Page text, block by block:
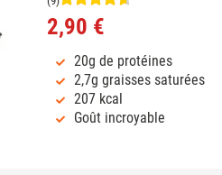
2,90 €
20g de protéines
2,7g graisses saturées
207 kcal
Goût incroyable